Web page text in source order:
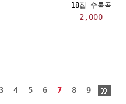
18집 수록곡
2,000
3 4 5 6 7 8 9